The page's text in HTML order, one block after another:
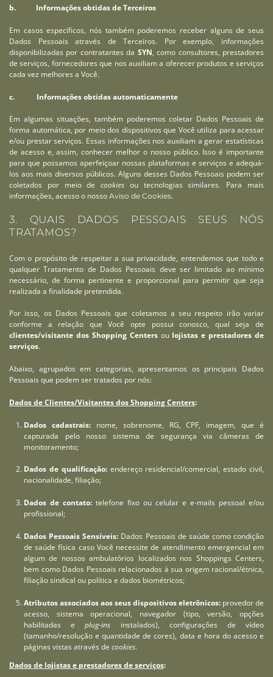
b. Informações obtidas de Terceiros
Em casos específicos, nós também poderemos receber alguns de seus
Dados Pessoais através de Terceiros. Por exemplo, informações
disponibilizadas por contratantes da SYN, como consultores, prestadores
de serviços, fornecedores que nos auxiliam a oferecer produtos e serviços
cada vez melhores a Você.
c. Informações obtidas automaticamente
Em algumas situações, também poderemos coletar Dados Pessoais de
forma automática, por meio dos dispositivos que Você utiliza para acessar
e/ou prestar serviços. Essas informações nos auxiliam a gerar estatísticas
de acesso e, assim, conhecer melhor o nosso público. Isso é importante
para que possamos aperfeiçoar nossas plataformas e serviços e adequá-
los aos mais diversos públicos. Alguns desses Dados Pessoais podem ser
coletados por meio decookies ou tecnologias similares. Para mais
informações, acesso o nosso Aviso de Cookies.
3. QUAIS DADOS PESSOAIS SEUS NÓS
TRATAMOS?
Com o propósito de respeitar a sua privacidade, entendemos que todo e
qualquer Tratamento de Dados Pessoais deve ser limitado ao mínimo
necessário, de forma pertinente e proporcional para permitir que seja
realizada a finalidade pretendida.
Por isso, os Dados Pessoais que coletamos a seu respeito irão variar
conforme a relação que Você opte possui conosco, qual seja de
clientes/visitante dos Shopping Centersou lojistas e prestadores de
serviços.
Abaixo, agrupados em categorias, apresentamos os principais Dados
Pessoais que podem ser tratados por nós:
Dados de Clientes/Visitantes dos Shopping Centers:
Dados cadastrais:nome, sobrenome, RG, CPF, imagem, que é
capturada pelo nosso sistema de segurança via câmeras de
monitoramento;
Dados de qualificação:endereço residencial/comercial, estado civil,
nacionalidade, filiação;
Dados de contato: telefone fixo ou celular e e-mails pessoal e/ou
profissional;
Dados Pessoais Sensíveis: Dados Pessoais de saúde como condição
de saúde física caso Você necessite de atendimento emergencial em
algum de nossos ambulatórios localizados nos Shoppings Centers,
bem como Dados Pessoais relacionados à sua origem racional/étnica,
filiação sindical ou política e dados biométricos;
Atributos associados aos seus dispositivos eletrônicos: provedor de
acesso, sistema operacional, navegador (tipo, versão, opções
habilitadas eplug-ins instalados), configurações de vídeo
(tamanho/resolução e quantidade de cores), data e hora do acesso e
páginas vistas através de cookies.
Dados de lojistas e prestadores de serviços: